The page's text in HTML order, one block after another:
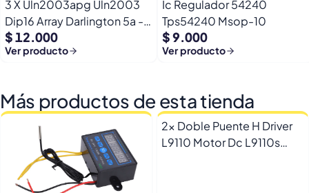
3 X Uln2003apg Uln2003
Dip16 Array Darlington 5a -
50v
$ 12.000
Ver producto
Ic Regulador 54240
Tps54240 Msop-10
$ 9.000
Ver producto
Más productos de esta tienda
2x Doble Puente H Driver
L9110 Motor Dc L9110s